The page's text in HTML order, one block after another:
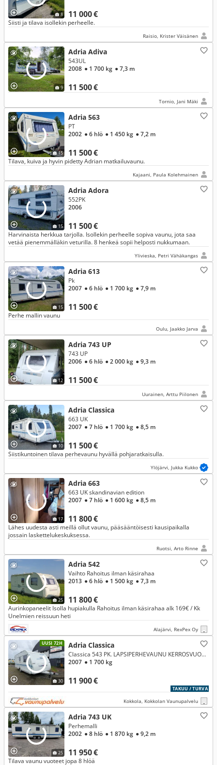
8 11 000 €
Siisti ja tilava isollekin perheelle.
Raisio, Krister Väisänen
9
Adria Adiva
11 500 €
543UL
2008 ● 1 700 kg ● 7,3 m
Tornio, Jani Mäki
15
Adria 563
11 500 €
PT
2002 ● 6 hlö ● 1 450 kg ● 7,2 m
Tilava, kuiva ja hyvin pidetty Adrian matkailuvaunu.
Kajaani, Paula Kolehmainen
15
Adria Adora
11 500 €
552PK
2006
Harvinaista herkkua tarjolla. Isollekin perheelle sopiva vaunu, jota saa
vetää pienemmälläkin veturilla. 8 henkeä sopii helposti nukkumaan.
Ylivieska, Petri Vähäkangas
15
Adria 613
11 500 €
Pk
2007 ● 6 hlö ● 1 700 kg ● 7,9 m
Perhe mallin vaunu
Oulu, Jaakko Jarva
12
Adria 743 UP
11 500 €
743 UP
2006 ● 6 hlö ● 2 000 kg ● 9,3 m
Uurainen, Arttu Piilonen
10
Adria Classica
11 500 €
663 UK
2007 ● 7 hlö ● 1 700 kg ● 8,5 m
Siistikuntoinen tilava perhevaunu hyvällä pohjaratkaisulla.
Ylöjärvi, Jukka Kukko
17
Adria 663
11 800 €
663 UK skandinavian edition
2007 ● 7 hlö ● 1 600 kg ● 8,5 m
Lähes uudesta asti meillä ollut vaunu, pääsääntöisesti kausipaikalla
jossain laskettelukeskuksessa.
Ruotsi, Arto Rinne
25
Adria 542
11 800 €
Vaihto Rahoitus ilman käsirahaa
2013 ● 6 hlö ● 1 500 kg ● 7,3 m
Aurinkopaneelit Isolla hupiakulla Rahoitus ilman käsirahaa alk 169€ / Kk
Unelmien reissuun heti
Alajärvi, RexPex Oy
UUSI 72H
30
Adria Classica
11 900 €
Classica 543 PK. LAPSIPERHEVAUNU KERROSVUOTEILLA JA ALDE LÄMMITYKSELLÄ !!!
2007 ● 1 700 kg
TAKUU / TURVA
Kokkola, Kokkolan Vaunupalvelu
25
Adria 743 UK
11 950 €
Perhemalli
2002 ● 8 hlö ● 1 870 kg ● 9,2 m
Tilava vaunu vuoteet jopa 8 hlöä